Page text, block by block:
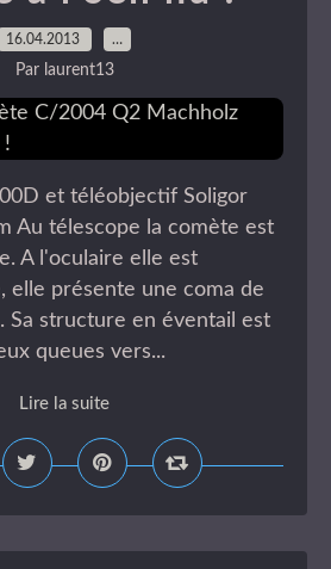
16.04.2013 …
Par laurent13
et téléobjectif Soligor
Au télescope la comète est
A l'oculaire elle est
elle présente une coma de
Sa structure en éventail est
queues vers...
Lire la suite